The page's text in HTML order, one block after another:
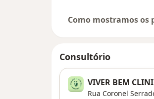
Como mostramos os
Consultório
VIVER BEM
Rua Coronel